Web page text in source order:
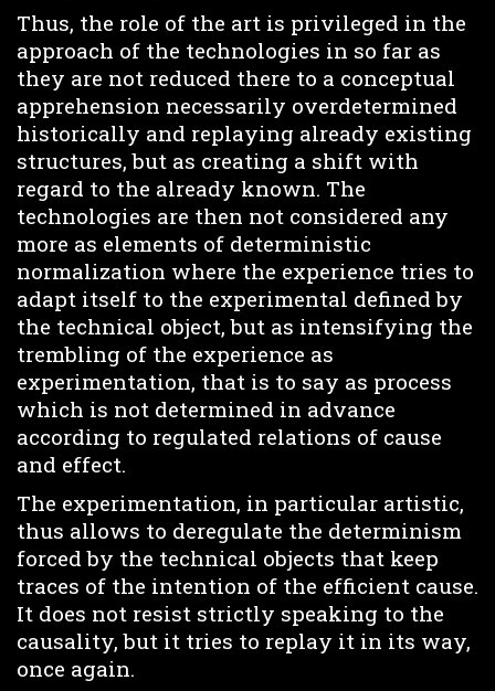
Thus, the role of the art is privileged in the
approach of the technologies in so far as
they are not reduced there to a conceptual
apprehension necessarily overdetermined
historically and replaying already existing
structures, but as creating a shift with
regard to the already known. The
technologies are then not considered any
more as elements of deterministic
normalization where the experience tries to
adapt itself to the experimental defined by
the technical object, but as intensifying the
trembling of the experience as
experimentation, that is to say as process
which is not determined in advance
according to regulated relations of cause
and effect.
The experimentation, in particular artistic,
thus allows to deregulate the determinism
forced by the technical objects that keep
traces of the intention of the efficient cause.
It does not resist strictly speaking to the
causality, but it tries to replay it in its way,
once again.